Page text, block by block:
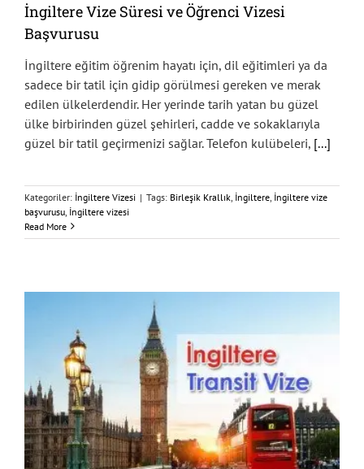
İngiltere Vize Süresi ve Öğrenci Vizesi
Başvurusu
İngiltere eğitim öğrenim hayatı için, dil eğitimleri ya da
sadece bir tatil için gidip görülmesi gereken ve merak
edilen ülkelerdendir. Her yerinde tarih yatan bu güzel
ülke birbirinden güzel şehirleri, cadde ve sokaklarıyla
güzel bir tatil geçirmenizi sağlar. Telefon kulübeleri, [...]
Kategoriler: İngiltere Vizesi | Tags: Birleşik Krallık İngiltere İngiltere vize
başvurusu İngiltere vizesi
Read More